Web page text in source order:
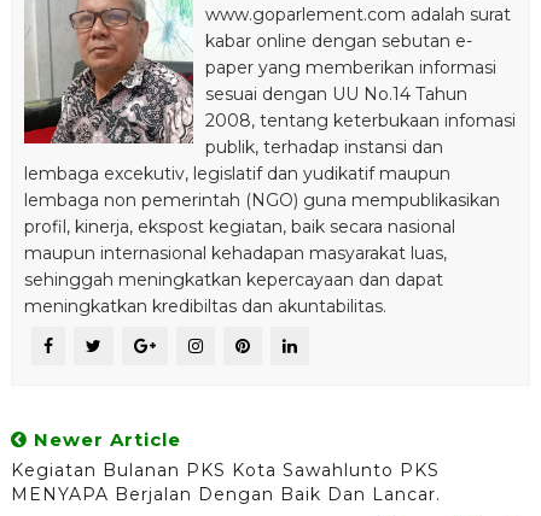
www.goparlement.com adalah surat
kabar online dengan sebutan e-
paper yang memberikan informasi
sesuai dengan UU No.14 Tahun
2008, tentang keterbukaan infomasi
publik, terhadap instansi dan
lembaga excekutiv, legislatif dan yudikatif maupun
lembaga non pemerintah (NGO) guna mempublikasikan
profil, kinerja, ekspost kegiatan, baik secara nasional
maupun internasional kehadapan masyarakat luas,
sehinggah meningkatkan kepercayaan dan dapat
meningkatkan kredibiltas dan akuntabilitas.
Newer Article
Kegiatan Bulanan PKS Kota Sawahlunto PKS
MENYAPA Berjalan Dengan Baik Dan Lancar.